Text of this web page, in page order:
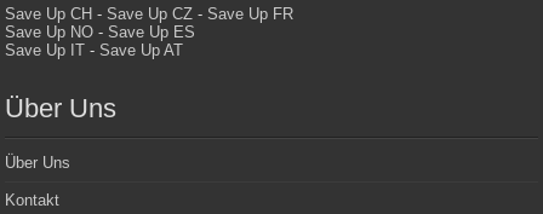
Save Up CH -Save Up CZ -Save Up FR
Save Up NO -Save Up ES
Save Up IT -Save Up AT
Über Uns
Über Uns
Kontakt